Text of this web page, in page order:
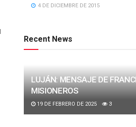
4 DE DICIEMBRE DE 2015
Recent News
LUJÁN: MENSAJE DE
MISIONEROS
19 DE FEBRERO DE 2025 3